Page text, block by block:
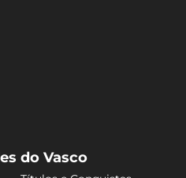
do Vasco